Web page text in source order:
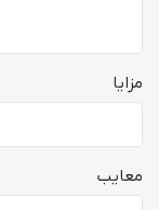
مزایا
معایب